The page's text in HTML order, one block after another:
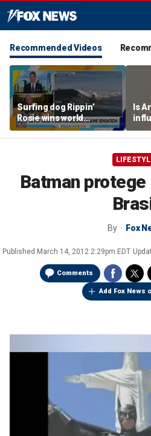
Recommended Videos
Surfing dog Rippin’
Rosie wins world
championship, becomes
online sensation
Is
Batman
By Fox
Published March 14, 2012 2:29pm EDT
Comments
Add Fox News